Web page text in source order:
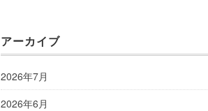
アーカイブ
2026年7月
2026年6月